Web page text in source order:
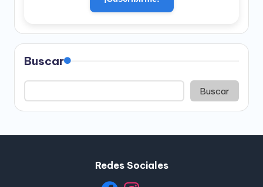
Buscar
Buscar
Redes Sociales